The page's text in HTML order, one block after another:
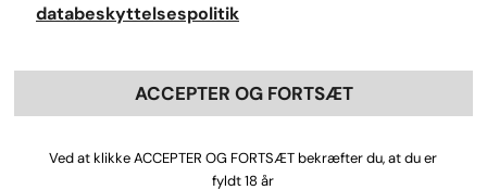
Den sort af cannabis, du vælger at dyrke, og stedet, hvor
du sår frøene, dikterer din udendørs afgrødes ydeevne.
databeskyttelsespolitik
ACCEPTER OG FORTSÆT
Ved at klikke ACCEPTER OG FORTSÆT bekræfter du, at du er
fyldt 18 år